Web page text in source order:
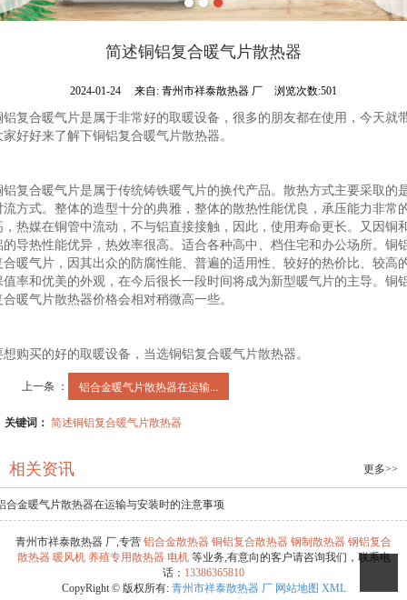
简述铜铝复合暖气片散热器
2024-01-24 来自:青州市祥泰散热器 厂 浏览次数:501
铝复合暖气片是属于非常好的取暖设备，很多的朋友都在使用，今天就
家好好来了解下铜铝复合暖气片散热器。
铝复合暖气片是属于传统铸铁暖气片的换代产品。散热方式主要采取的
流方式。整体的造型十分的典雅，整体的散热性能优良，承压能力非常
，热媒在铜管中流动，不与铝直接接触，因此，使用寿命更长。又因铜
的导热性能优异，热效率很高。适合各种高中、 档住宅和办公场所。铜
合暖气片，因其出众的防腐性能、普遍的适用性、较好的热价比、较高
值率和优美的外观，在今后很长一段时间将成为新型暖气片的主导。铜
合暖气片散热器价格会相对稍微高一些。
想购买的好的取暖设备，当选铜铝复合暖气片散热器。
上一条 ： 铝合金暖气片散热器在运输...
关键词： 简述铜铝复合暖气片散热器
相关资讯 更多>>
合金暖气片散热器在运输与安装时的注意事项
青州市祥泰散热器 厂,专营 铝合金散热器 铜铝复合散热器 钢制散热器 钢铝复合
散热器 暖风机 养殖专用散热器 电机等业务,有意向的客户请咨询我们，联系电
话： 13386365810
CopyRight © 版权所有: 青州市祥泰散热器 厂 网站地图 XML